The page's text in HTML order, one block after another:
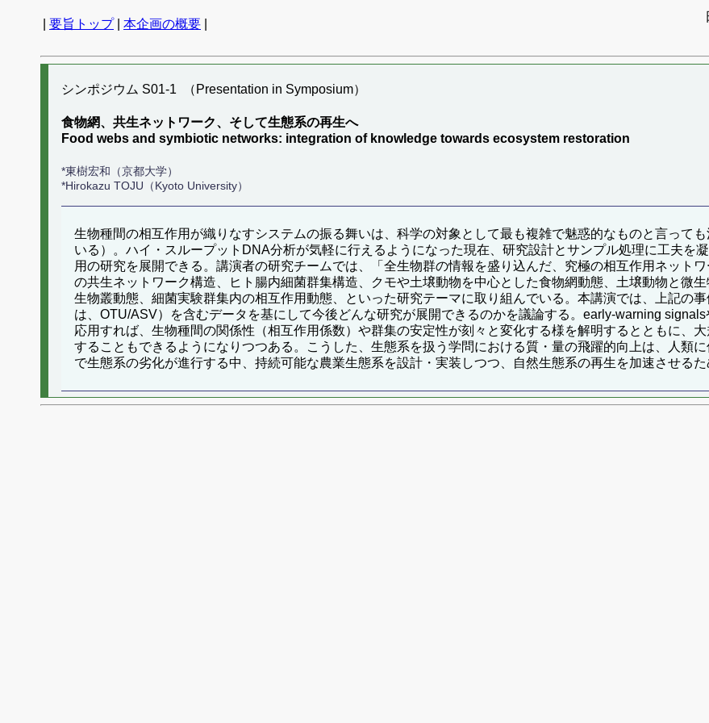
要旨トップ| 本企画の概要
シンポジウム S01-1 （Presentation in Symposium）
食物網、共生ネットワーク、そして生態系の再生へ
Food webs and symbiotic networks: integration of knowledge towards ecosystem restoration
*東樹宏和（京都大学）
*Hirokazu TOJU（Kyoto University）
生物種間の相互作用が織りなすシステムの振る舞いは、科学の対象として最も複雑で魅惑的なものと言って
いる）。ハイ・スループットDNA分析が気軽に行えるようになった現在、研究設計とサンプル処理に工夫を
用の研究を展開できる。講演者の研究チームでは、「全生物群の情報を盛り込んだ、究極の相互作用ネット
の共生ネットワーク構造、ヒト腸内細菌群集構造、クモや土壌動物を中心とした食物網動態、土壌動物と微
生物叢動態、細菌実験群集内の相互作用動態、といった研究テーマに取り組んでいる。本講演では、上記の
は、OTU/ASV）を含むデータを基にして今後どんな研究が展開できるのかを議論する。early-warning
応用すれば、生物種間の関係性（相互作用係数）や群集の安定性が刻々と変化する様を解明するとともに、
することもできるようになりつつある。こうした、生態系を扱う学問における質・量の飛躍的向上は、人類
で生態系の劣化が進行する中、持続可能な農業生態系を設計・実装しつつ、自然生態系の再生を加速させるた